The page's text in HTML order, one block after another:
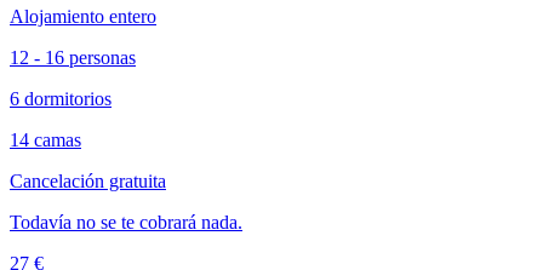
Alojamiento entero
12 - 16 personas
6 dormitorios
14 camas
Cancelación gratuita
Todavía no se te cobrará nada.
27 €